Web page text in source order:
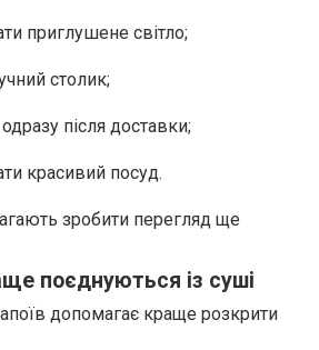
приглушене світло;
столик;
після доставки;
красивий посуд.
зробити перегляд ще
поєднуються із суші
допомагає краще розкрити